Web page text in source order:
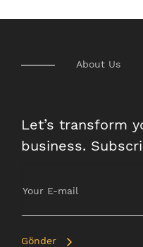
About Us
Let’s transform
business.
Gönder